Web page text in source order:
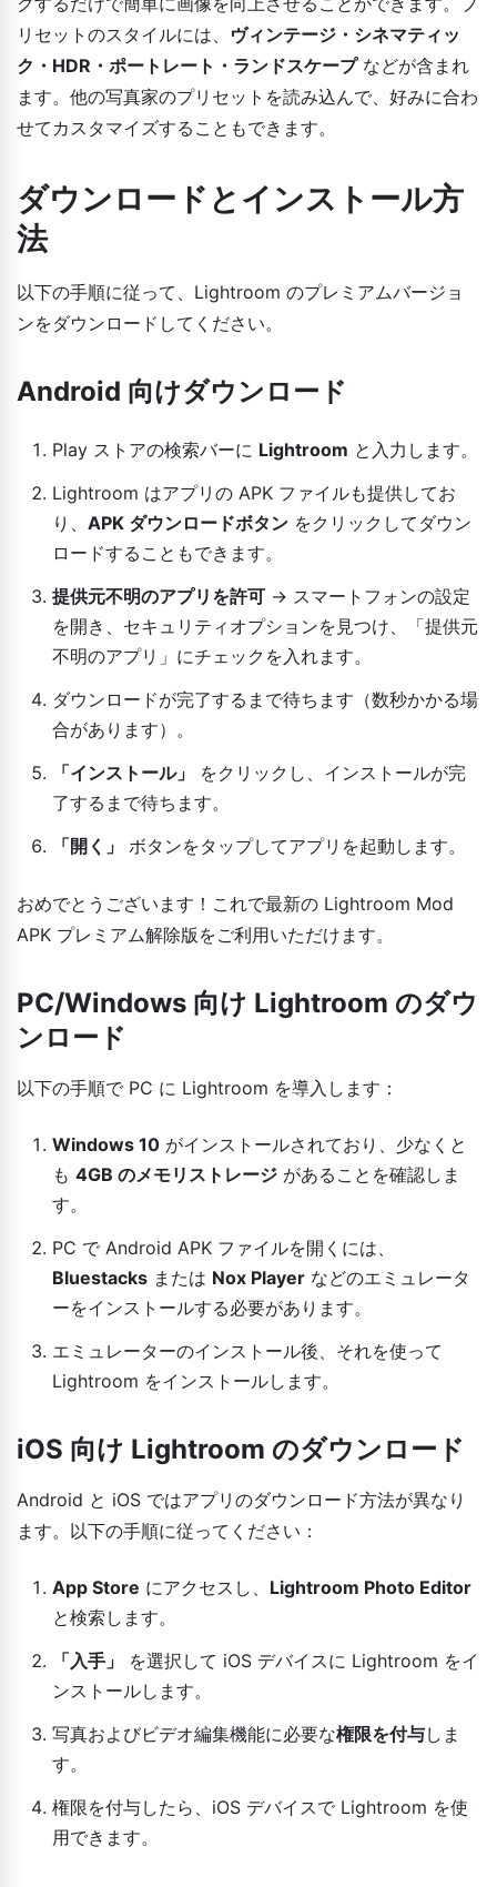
リセットのスタイルには、 ヴィンテージ・シネマティッ
ク・HDR・ポートレート・ランドスケープなどが含まれ
ます。他の写真家のプリセットを読み込んで、好みに合わ
せてカスタマイズすることもできます。
ダウンロードとインストール方
法
以下の手順に従って、Lightroom のプレミアムバージョ
ンをダウンロードしてください。
Android 向けダウンロード
Play ストアの検索バーに Lightroom と入力します。
Lightroom はアプリの APK ファイルも提供してお
り、 APK ダウンロードボタン をクリックしてダウン
ロードすることもできます。
提供元不明のアプリを許可 → スマートフォンの設定
を開き、セキュリティオプションを見つけ、「提供元
不明のアプリ」にチェックを入れます。
ダウンロードが完了するまで待ちます（数秒かかる場
合があります）。
「インストール」
をクリックし、インストールが完
了するまで待ちます。
「開く」
ボタンをタップしてアプリを起動します。
おめでとうございます！これで最新の Lightroom Mod
APK プレミアム解除版をご利用いただけます。
PC/Windows 向け Lightroom のダウ
ンロード
以下の手順で PC に Lightroom を導入します：
Windows 10 がインストールされており、少なくと
も 4GB のメモリストレージ があることを確認しま
す。
PC で Android APK ファイルを開くには、
Bluestacks または Nox Player などのエミュレータ
ーをインストールする必要があります。
エミュレーターのインストール後、それを使って
Lightroom をインストールします。
iOS 向け Lightroom のダウンロード
Android と iOS ではアプリのダウンロード方法が異なり
ます。以下の手順に従ってください：
App Store にアクセスし、 Lightroom Photo Editor
と検索します。
「入手」
を選択して iOS デバイスに Lightroom をイ
ンストールします。
写真およびビデオ編集機能に必要な権限を付与しま
す。
権限を付与したら、iOS デバイスで Lightroom を使
用できます。